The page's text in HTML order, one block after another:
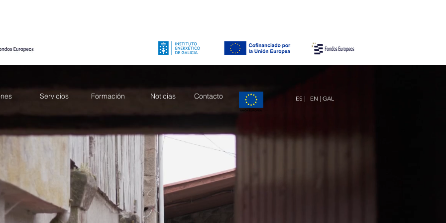
Servicios Formación Noticias Contacto ES | | GAL
EN